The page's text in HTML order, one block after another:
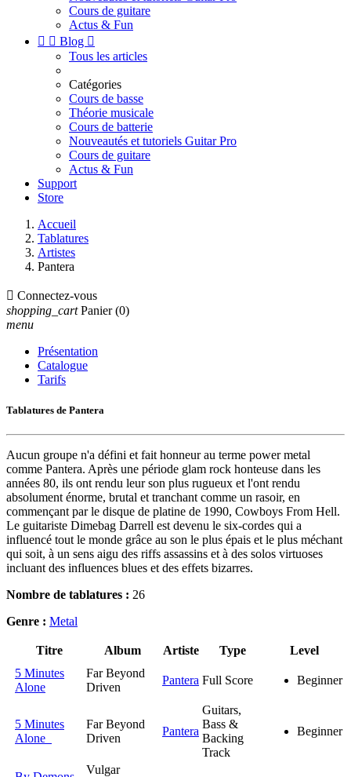
Cours de guitare
Actus & Fun
  Blog 
Tous les articles
Catégories
Cours de basse
Théorie musicale
Cours de batterie
Nouveautés et tutoriels Guitar Pro
Cours de guitare
Actus & Fun
Support
Store
Accueil
Tablatures
Artistes
Pantera
 Connectez-vous
shopping_cart Panier (0)
menu
Présentation
Catalogue
Tarifs
Tablatures de Pantera
Aucun groupe n'a défini et fait honneur au terme power metal
comme Pantera. Après une période glam rock honteuse dans les
années 80, ils ont rendu leur son plus rugueux et l'ont rendu
absolument énorme, brutal et tranchant comme un rasoir, en
commençant par le disque de platine de 1990, Cowboys From Hell.
Le guitariste Dimebag Darrell est devenu le six-cordes qui a
influencé tout le monde grâce au son le plus épais et le plus méchant
qui soit, à un sens aigu des riffs assassins et à des solos virtuoses
incluant des influences blues et des effets bizarres.
Nombre de tablatures : 26
Genre : Metal
Titre Album Artiste Type
Level
5 Minutes
Alone
Far Beyond
Driven
Pantera Full Score Beginner
5 Minutes
Alone
Far Beyond
Driven
Pantera
Guitars,
Bass &
Backing
Track
Beginner
Vulgar